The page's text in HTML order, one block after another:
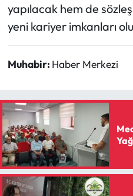
yapılacak hem de
yeni kariyer imkanları
Muhabir: Haber Merkezi